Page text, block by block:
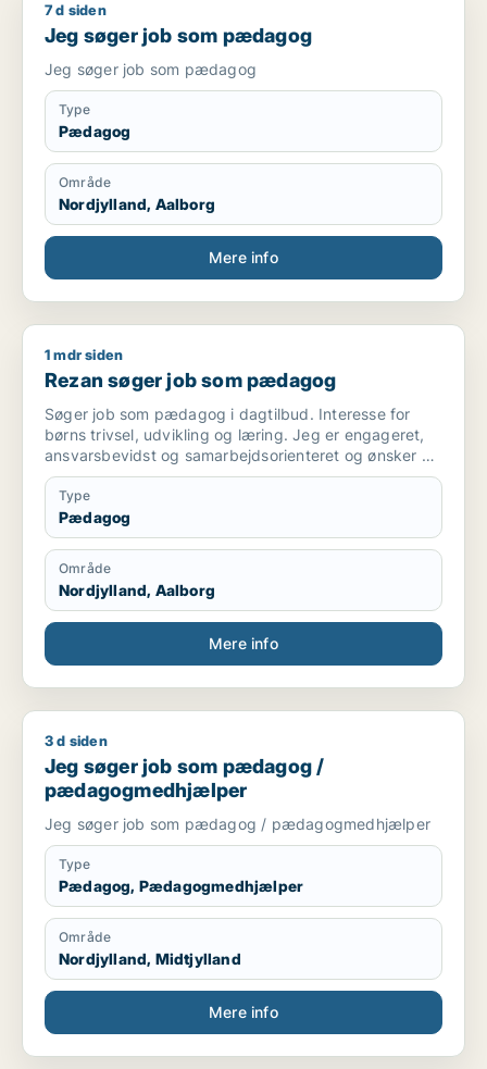
Jeg søger job som pædagog
7 d siden
Jeg søger job som pædagog
Jeg søger job som pædagog
Type
Pædagog
Område
Nordjylland, Aalborg
Mere info
Rezan søger job som pædagog
1 mdr siden
Rezan søger job som pædagog
Søger job som pædagog i dagtilbud. Interesse for
børns trivsel, udvikling og læring. Jeg er engageret,
ansvarsbevidst og samarbejdsorienteret og ønsker at
bidrage til et trygt og udviklende miljø for børnene.
Type
Pædagog
Område
Nordjylland, Aalborg
Mere info
Jeg søger job som pædagog / pædagogmedhjælper
3 d siden
Jeg søger job som pædagog /
pædagogmedhjælper
Jeg søger job som pædagog / pædagogmedhjælper
Type
Pædagog, Pædagogmedhjælper
Område
Nordjylland, Midtjylland
Mere info